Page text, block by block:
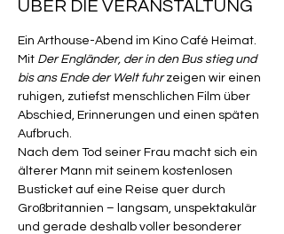
ÜBER DIE VERANSTALTUNG
Ein Arthouse-Abend im Kino Café Heimat.
Mit Der Engländer, der in den Bus stieg und
bis ans Ende der Welt fuhr zeigen wir einen
ruhigen, zutiefst menschlichen Film über
Abschied, Erinnerungen und einen späten
Aufbruch.
Nach dem Tod seiner Frau macht sich ein
älterer Mann mit seinem kostenlosen
Busticket auf eine Reise quer durch
Großbritannien – langsam, unspektakulär
und gerade deshalb voller besonderer